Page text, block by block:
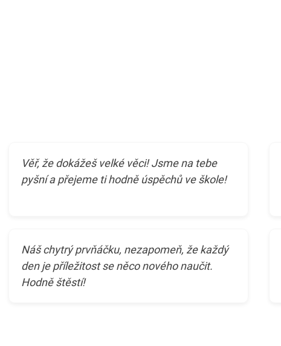
Věř, že dokážeš velké věci! Jsme na tebe
pyšní a přejeme ti hodně úspěchů ve škole!
Náš chytrý prvňáčku, nezapomeň, že každý
den je příležitost se něco nového naučit.
Hodně štěstí!